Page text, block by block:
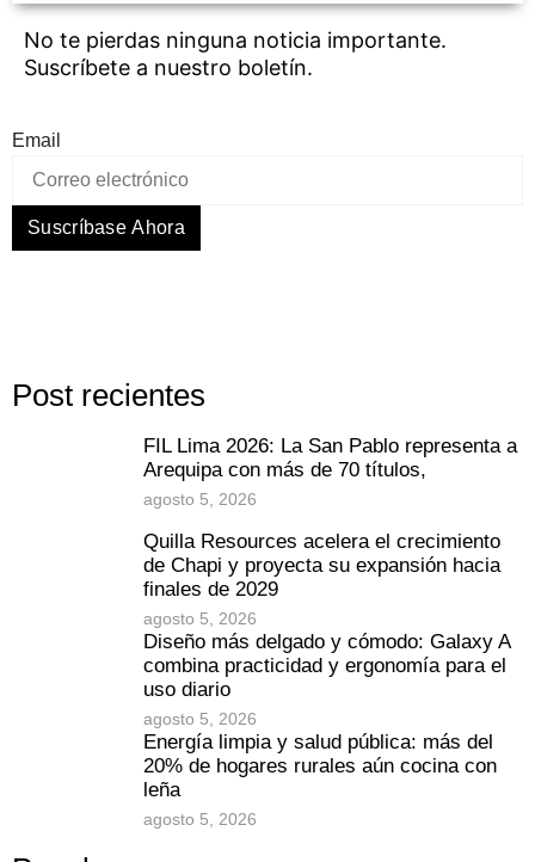
No te pierdas ninguna noticia importante.
Suscríbete a nuestro boletín.
Email
Suscríbase Ahora
Post recientes
FIL Lima 2026: La San Pablo representa a
Arequipa con más de 70 títulos,
agosto 5, 2026
Quilla Resources acelera el crecimiento
de Chapi y proyecta su expansión hacia
finales de 2029
agosto 5, 2026
Diseño más delgado y cómodo: Galaxy A
combina practicidad y ergonomía para el
uso diario
agosto 5, 2026
Energía limpia y salud pública: más del
20% de hogares rurales aún cocina con
leña
agosto 5, 2026